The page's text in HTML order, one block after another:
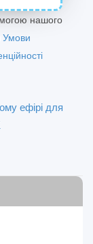
нашого
Умови
ефірі для